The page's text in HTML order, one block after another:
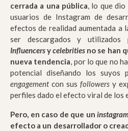
cerrada a una pública, lo que
usuarios de Instagram de
efectos de realidad aumentada a
ser descargados y utilizados
Influencersycelebrities no se han
nueva tendencia, por lo que no
potencial diseñando los suyos
engagementcon sus followers y
perfiles dado el efecto viral de los
Pero, en caso de que un
efecto a un desarrollador o